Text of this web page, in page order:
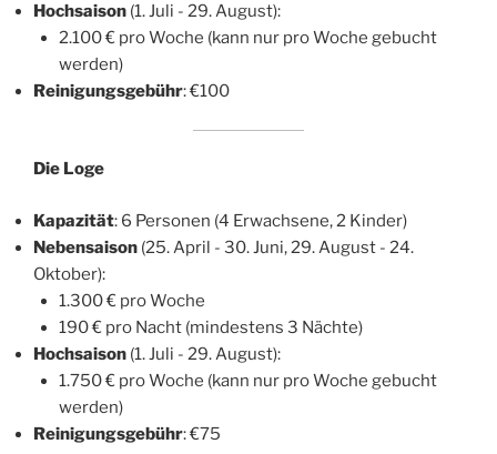
Hochsaison (1. Juli - 29. August):
2.100 € pro Woche (kann nur pro Woche gebucht
werden)
Reinigungsgebühr: €100
Die Loge
Kapazität: 6 Personen (4 Erwachsene, 2 Kinder)
Nebensaison (25. April - 30. Juni, 29. August - 24.
Oktober):
1.300 € pro Woche
190 € pro Nacht (mindestens 3 Nächte)
Hochsaison (1. Juli - 29. August):
1.750 € pro Woche (kann nur pro Woche gebucht
werden)
Reinigungsgebühr: €75